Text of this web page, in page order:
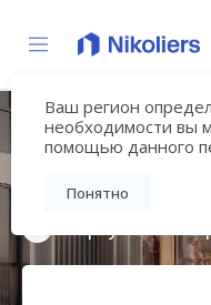
Ваш регион
необходимости вы
помощью данного
Понятно
«ВЕЕР»